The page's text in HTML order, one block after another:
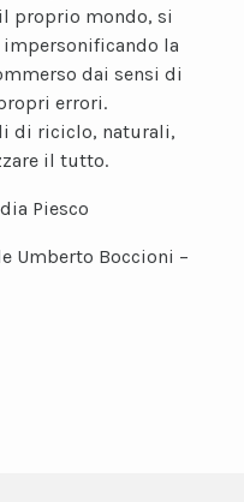
proprio mondo, si
la
dai sensi di
errori.
di riciclo, naturali,
il tutto.
Piesco
Umberto Boccioni –